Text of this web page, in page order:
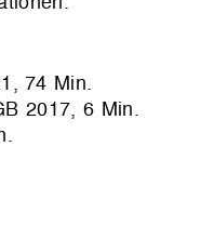
74 Min.
2017, 6 Min.